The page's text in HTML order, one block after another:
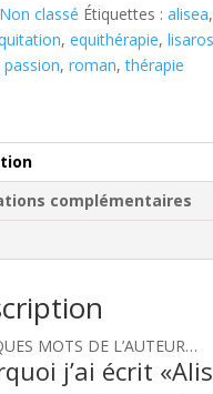
Non classé Étiquettes : alisea,
, equithérapie,
passion, roman,thérapie
complémentaires
MOTS DE L’AUTEUR…
j’ai écrit